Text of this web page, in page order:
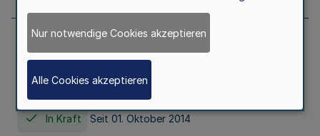
Gesetz über die Hochschulen des Landes
Nordrhein-Westfalen (Hochschulgesetz -
HG)
In Kraft Seit 01. Oktober 2014
Nur notwendige Cookies akzeptieren
Alle Cookies akzeptieren